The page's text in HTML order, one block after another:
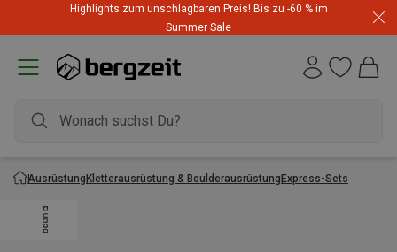
Highlights zum unschlagbaren Preis! Bis zu -60 % im
Summer Sale
AusrüstungKletterausrüstung & BoulderausrüstungExpress-Sets